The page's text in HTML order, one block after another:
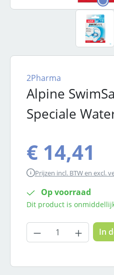
Alpine
Speciale
2Pharma
€ 14,41
Prijzen incl. BTW en excl.
Op voorraad
Dit product is
In